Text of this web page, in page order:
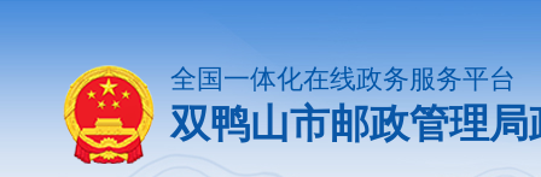
全国一体化在线政务服务平台
双鸭山市邮政管理